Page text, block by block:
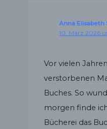
Anna Elisabeth
10. März 2026
Vor vielen
verstorbenen
Buches. So
morgen finde
Bücherei das